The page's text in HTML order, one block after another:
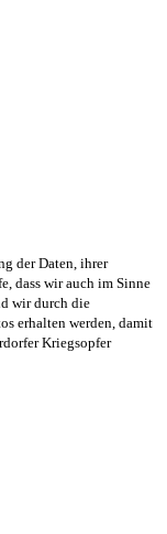
der Daten, ihrer
dass wir auch im Sinne
wir durch die
erhalten werden, damit
Kriegsopfer